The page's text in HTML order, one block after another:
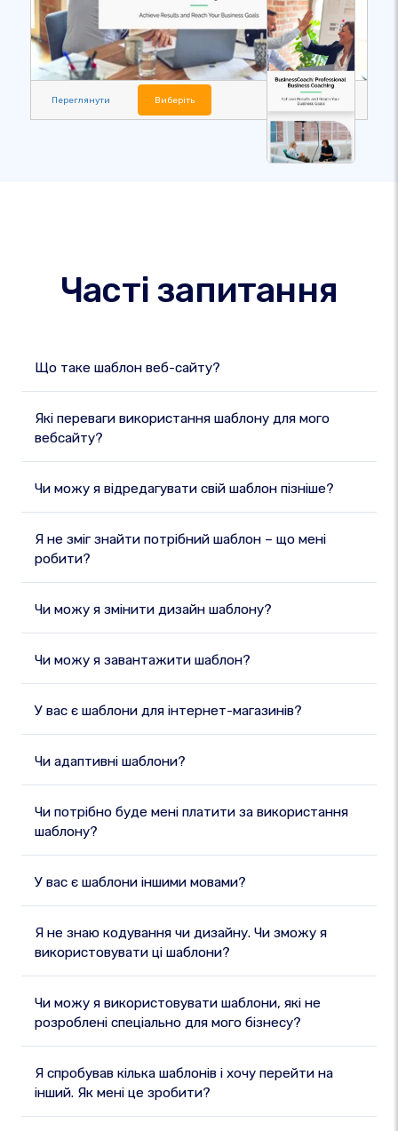
Переглянути Виберіть
Часті запитання
Що таке шаблон веб-сайту?
Які переваги використання шаблону для мого
вебсайту?
Чи можу я відредагувати свій шаблон пізніше?
Я не зміг знайти потрібний шаблон – що мені
робити?
Чи можу я змінити дизайн шаблону?
Чи можу я завантажити шаблон?
У вас є шаблони для інтернет-магазинів?
Чи адаптивні шаблони?
Чи потрібно буде мені платити за використання
шаблону?
У вас є шаблони іншими мовами?
Я не знаю кодування чи дизайну. Чи зможу я
використовувати ці шаблони?
Чи можу я використовувати шаблони, які не
розроблені спеціально для мого бізнесу?
Я спробував кілька шаблонів і хочу перейти на
інший. Як мені це зробити?